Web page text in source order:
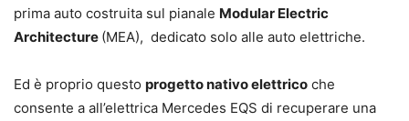
prima auto costruita sul pianale Modular Electric
Architecture (MEA), dedicato solo alle auto elettriche.
Ed è proprio questo progetto nativo elettrico che
consente a all’elettrica Mercedes EQS di recuperare una